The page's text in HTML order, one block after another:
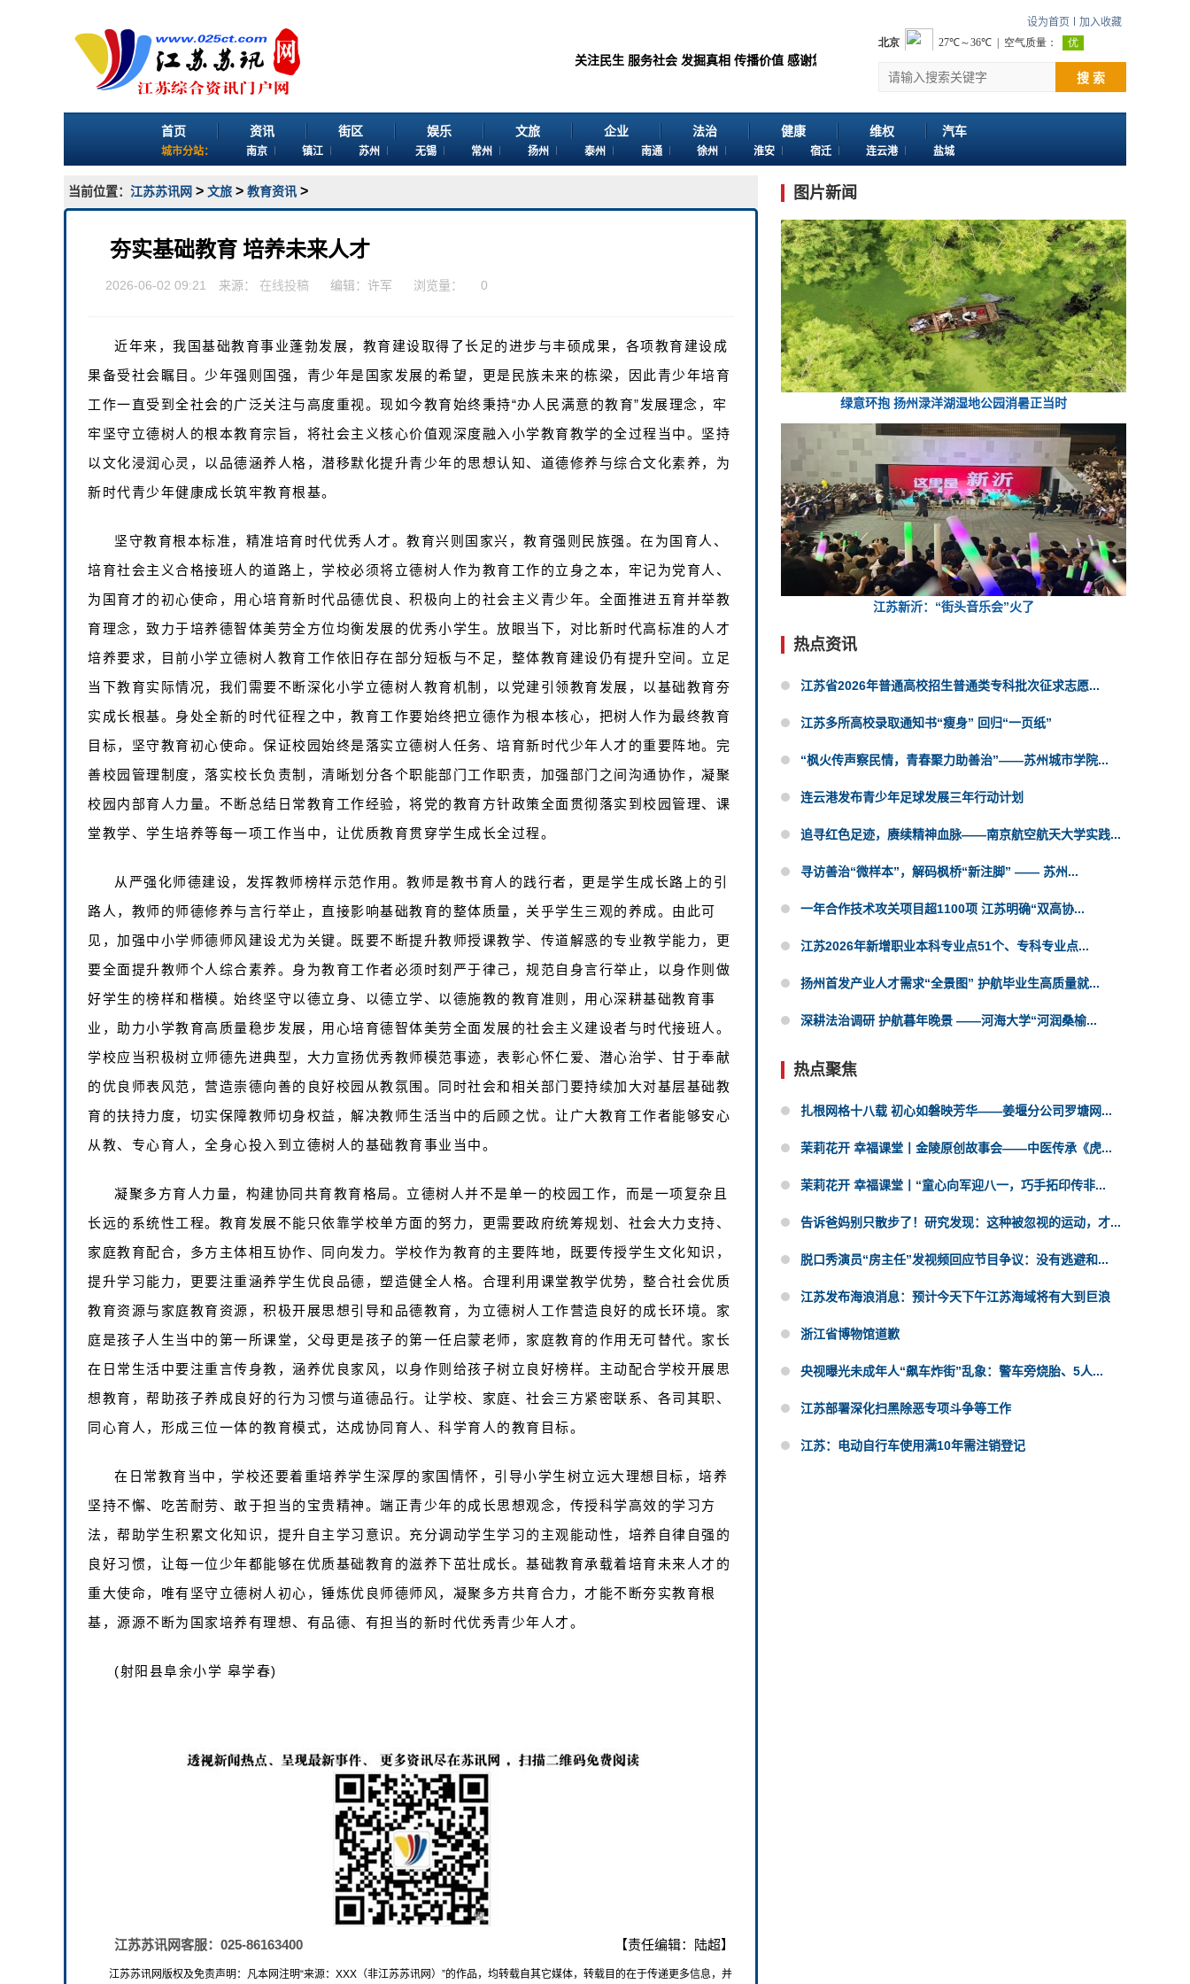
设为首页 加入收藏
关注民生 服务社会 发掘真相 传播价值 感谢您浏览江苏苏讯网。 欢迎投稿：邮箱724922822@qq.com 客服电话
搜 索
首页 资讯 街区 娱乐 文旅 企业 法治 健康 维权 汽车
城市分站： 南京 镇江 苏州 无锡 常州 扬州 泰州 南通 徐州 淮安 宿迁 连云港 盐城
当前位置： 江苏苏讯网 > 文旅 > 教育资讯 >
夯实基础教育 培养未来人才
2026-06-02 09:21 来源： 在线投稿 编辑：许军 浏览量： 0
近年来，我国基础教育事业蓬勃发展，教育建设取得了长足的进步与丰硕成果，各项教育建设成
果备受社会瞩目。少年强则国强，青少年是国家发展的希望，更是民族未来的栋梁，因此青少年培育
工作一直受到全社会的广泛关注与高度重视。现如今教育始终秉持“办人民满意的教育”发展理念，牢
牢坚守立德树人的根本教育宗旨，将社会主义核心价值观深度融入小学教育教学的全过程当中。坚持
以文化浸润心灵，以品德涵养人格，潜移默化提升青少年的思想认知、道德修养与综合文化素养，为
新时代青少年健康成长筑牢教育根基。
坚守教育根本标准，精准培育时代优秀人才。教育兴则国家兴，教育强则民族强。在为国育人、
培育社会主义合格接班人的道路上，学校必须将立德树人作为教育工作的立身之本，牢记为党育人、
为国育才的初心使命，用心培育新时代品德优良、积极向上的社会主义青少年。全面推进五育并举教
育理念，致力于培养德智体美劳全方位均衡发展的优秀小学生。放眼当下，对比新时代高标准的人才
培养要求，目前小学立德树人教育工作依旧存在部分短板与不足，整体教育建设仍有提升空间。立足
当下教育实际情况，我们需要不断深化小学立德树人教育机制，以党建引领教育发展，以基础教育夯
实成长根基。身处全新的时代征程之中，教育工作要始终把立德作为根本核心，把树人作为最终教育
目标，坚守教育初心使命。保证校园始终是落实立德树人任务、培育新时代少年人才的重要阵地。完
善校园管理制度，落实校长负责制，清晰划分各个职能部门工作职责，加强部门之间沟通协作，凝聚
校园内部育人力量。不断总结日常教育工作经验，将党的教育方针政策全面贯彻落实到校园管理、课
堂教学、学生培养等每一项工作当中，让优质教育贯穿学生成长全过程。
从严强化师德建设，发挥教师榜样示范作用。教师是教书育人的践行者，更是学生成长路上的引
路人，教师的师德修养与言行举止，直接影响基础教育的整体质量，关乎学生三观的养成。由此可
见，加强中小学师德师风建设尤为关键。既要不断提升教师授课教学、传道解惑的专业教学能力，更
要全面提升教师个人综合素养。身为教育工作者必须时刻严于律己，规范自身言行举止，以身作则做
好学生的榜样和楷模。始终坚守以德立身、以德立学、以德施教的教育准则，用心深耕基础教育事
业，助力小学教育高质量稳步发展，用心培育德智体美劳全面发展的社会主义建设者与时代接班人。
学校应当积极树立师德先进典型，大力宣扬优秀教师模范事迹，表彰心怀仁爱、潜心治学、甘于奉献
的优良师表风范，营造崇德向善的良好校园从教氛围。同时社会和相关部门要持续加大对基层基础教
育的扶持力度，切实保障教师切身权益，解决教师生活当中的后顾之忧。让广大教育工作者能够安心
从教、专心育人，全身心投入到立德树人的基础教育事业当中。
凝聚多方育人力量，构建协同共育教育格局。立德树人并不是单一的校园工作，而是一项复杂且
长远的系统性工程。教育发展不能只依靠学校单方面的努力，更需要政府统筹规划、社会大力支持、
家庭教育配合，多方主体相互协作、同向发力。学校作为教育的主要阵地，既要传授学生文化知识，
提升学习能力，更要注重涵养学生优良品德，塑造健全人格。合理利用课堂教学优势，整合社会优质
教育资源与家庭教育资源，积极开展思想引导和品德教育，为立德树人工作营造良好的成长环境。家
庭是孩子人生当中的第一所课堂，父母更是孩子的第一任启蒙老师，家庭教育的作用无可替代。家长
在日常生活中要注重言传身教，涵养优良家风，以身作则给孩子树立良好榜样。主动配合学校开展思
想教育，帮助孩子养成良好的行为习惯与道德品行。让学校、家庭、社会三方紧密联系、各司其职、
同心育人，形成三位一体的教育模式，达成协同育人、科学育人的教育目标。
在日常教育当中，学校还要着重培养学生深厚的家国情怀，引导小学生树立远大理想目标，培养
坚持不懈、吃苦耐劳、敢于担当的宝贵精神。端正青少年的成长思想观念，传授科学高效的学习方
法，帮助学生积累文化知识，提升自主学习意识。充分调动学生学习的主观能动性，培养自律自强的
良好习惯，让每一位少年都能够在优质基础教育的滋养下茁壮成长。基础教育承载着培育未来人才的
重大使命，唯有坚守立德树人初心，锤炼优良师德师风，凝聚多方共育合力，才能不断夯实教育根
基，源源不断为国家培养有理想、有品德、有担当的新时代优秀青少年人才。
(射阳县阜余小学 皋学春)
江苏苏讯网客服：025-86163400 【责任编辑：陆超】
江苏苏讯网版权及免责声明：凡本网注明“来源：XXX（非江苏苏讯网）”的作品，均转载自其它媒体，转载目的在于传递更多信息，并
图片新闻
绿意环抱 扬州渌洋湖湿地公园消暑正当时
江苏新沂：“街头音乐会”火了
热点资讯
江苏省2026年普通高校招生普通类专科批次征求志愿...
江苏多所高校录取通知书“瘦身” 回归“一页纸”
“枫火传声察民情，青春聚力助善治”——苏州城市学院...
连云港发布青少年足球发展三年行动计划
追寻红色足迹，赓续精神血脉——南京航空航天大学实践...
寻访善治“微样本”，解码枫桥“新注脚” —— 苏州...
一年合作技术攻关项目超1100项 江苏明确“双高协...
江苏2026年新增职业本科专业点51个、专科专业点...
扬州首发产业人才需求“全景图” 护航毕业生高质量就...
深耕法治调研 护航暮年晚景 ——河海大学“河润桑榆...
热点聚焦
扎根网格十八载 初心如磐映芳华——姜堰分公司罗塘网...
茉莉花开 幸福课堂丨金陵原创故事会——中医传承《虎...
茉莉花开 幸福课堂丨“童心向军迎八一，巧手拓印传非...
告诉爸妈别只散步了！研究发现：这种被忽视的运动，才...
脱口秀演员“房主任”发视频回应节目争议：没有逃避和...
江苏发布海浪消息：预计今天下午江苏海域将有大到巨浪
浙江省博物馆道歉
央视曝光未成年人“飙车炸街”乱象：警车旁烧胎、5人...
江苏部署深化扫黑除恶专项斗争等工作
江苏：电动自行车使用满10年需注销登记